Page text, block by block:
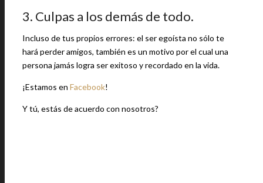
3. Culpas a los demás de todo.
Incluso de tus propios errores: el ser egoísta no sólo te
hará perder amigos, también es un motivo por el cual una
persona jamás logra ser exitoso y recordado en la vida.
¡Estamos en Facebook!
Y tú, estás de acuerdo con nosotros?